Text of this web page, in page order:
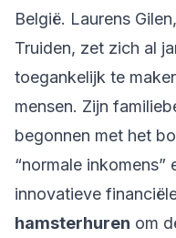
België. Laurens
Truiden, zet zich al
toegankelijk te
mensen. Zijn
begonnen met het
“normale inkomens”
innovatieve
hamsterhuren om